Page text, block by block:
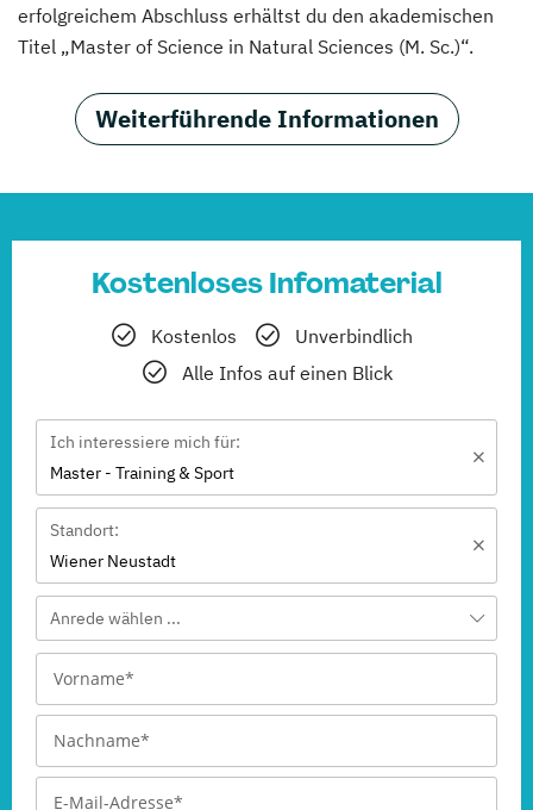
erfolgreichem Abschluss erhältst du den akademischen
Titel „Master of Science in Natural Sciences (M. Sc.)“.
Weiterführende Informationen
Kostenloses Infomaterial
Kostenlos
Unverbindlich
Alle Infos auf einen Blick
Ich interessiere mich für:
Master - Training & Sport
Standort:
Wiener Neustadt
Anrede wählen ...